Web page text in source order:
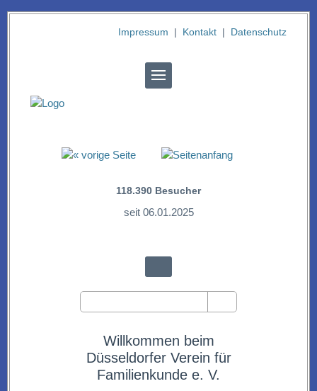
Impressum | Kontakt| Datenschutz
118.390 Besucher
seit 06.01.2025
Willkommen beim
Düsseldorfer Verein für
Familienkunde e. V.